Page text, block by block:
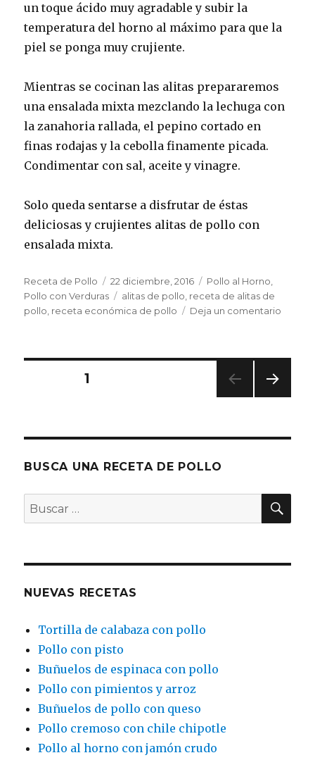
un toque ácido muy agradable y subir la
temperatura del horno al máximo para que la
piel se ponga muy crujiente.
Mientras se cocinan las alitas prepararemos
una ensalada mixta mezclando la lechuga con
la zanahoria rallada, el pepino cortado en
finas rodajas y la cebolla finamente picada.
Condimentar con sal, aceite y vinagre.
Solo queda sentarse a disfrutar de éstas
deliciosas y crujientes alitas de pollo con
ensalada mixta.
Autor
Receta de Pollo
Publicado
el
22 diciembre, 2016 Categorías
Pollo al Horno
Pollo con Verduras
Etiquetas
alitas de pollo receta de alitas de
pollo receta económica de pollo Deja un comentario
Navegación
entradas
PÁGINA1
NA
BUSCA UNA RECETA DE POLLO
Buscar
por:
NUEVAS RECETAS
Tortilla de calabaza con pollo
Pollo con pisto
Buñuelos de espinaca con pollo
Pollo con pimientos y arroz
Buñuelos de pollo con queso
Pollo cremoso con chile chipotle
Pollo al horno con jamón crudo